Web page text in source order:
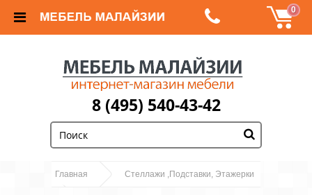
0
8 (495) 540-43-42
Главная Стеллажи ,Подставки, Этажерки